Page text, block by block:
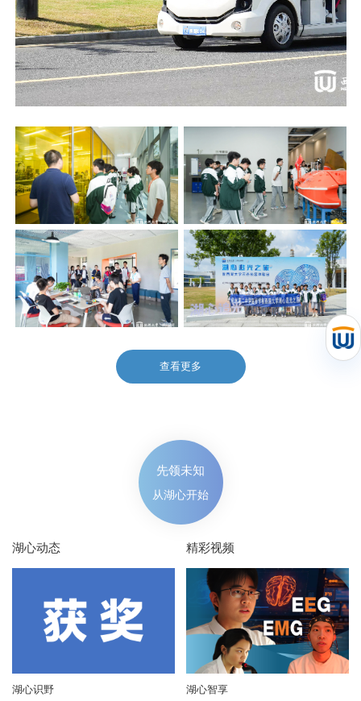
查看更多
先领未知
从湖心开始
湖心动态
湖心识野
精彩视频
湖心智享